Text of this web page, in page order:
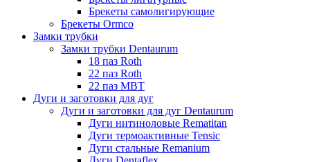
Брекеты самолигирующие
Брекеты Ormco
Замки трубки
Замки трубки Dentaurum
18 паз Roth
22 паз Roth
22 паз МВТ
Дуги и заготовки для дуг
Дуги и заготовки для дуг Dentaurum
Дуги нитиноловые Rematitan
Дуги термоактивные Tensic
Дуги стальные Remanium